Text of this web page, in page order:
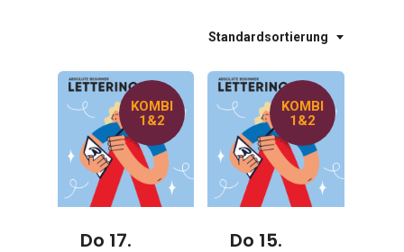
Standardsortierung
KOMBI
1&2
Do 17.
KOMBI
1&2
Do 15.